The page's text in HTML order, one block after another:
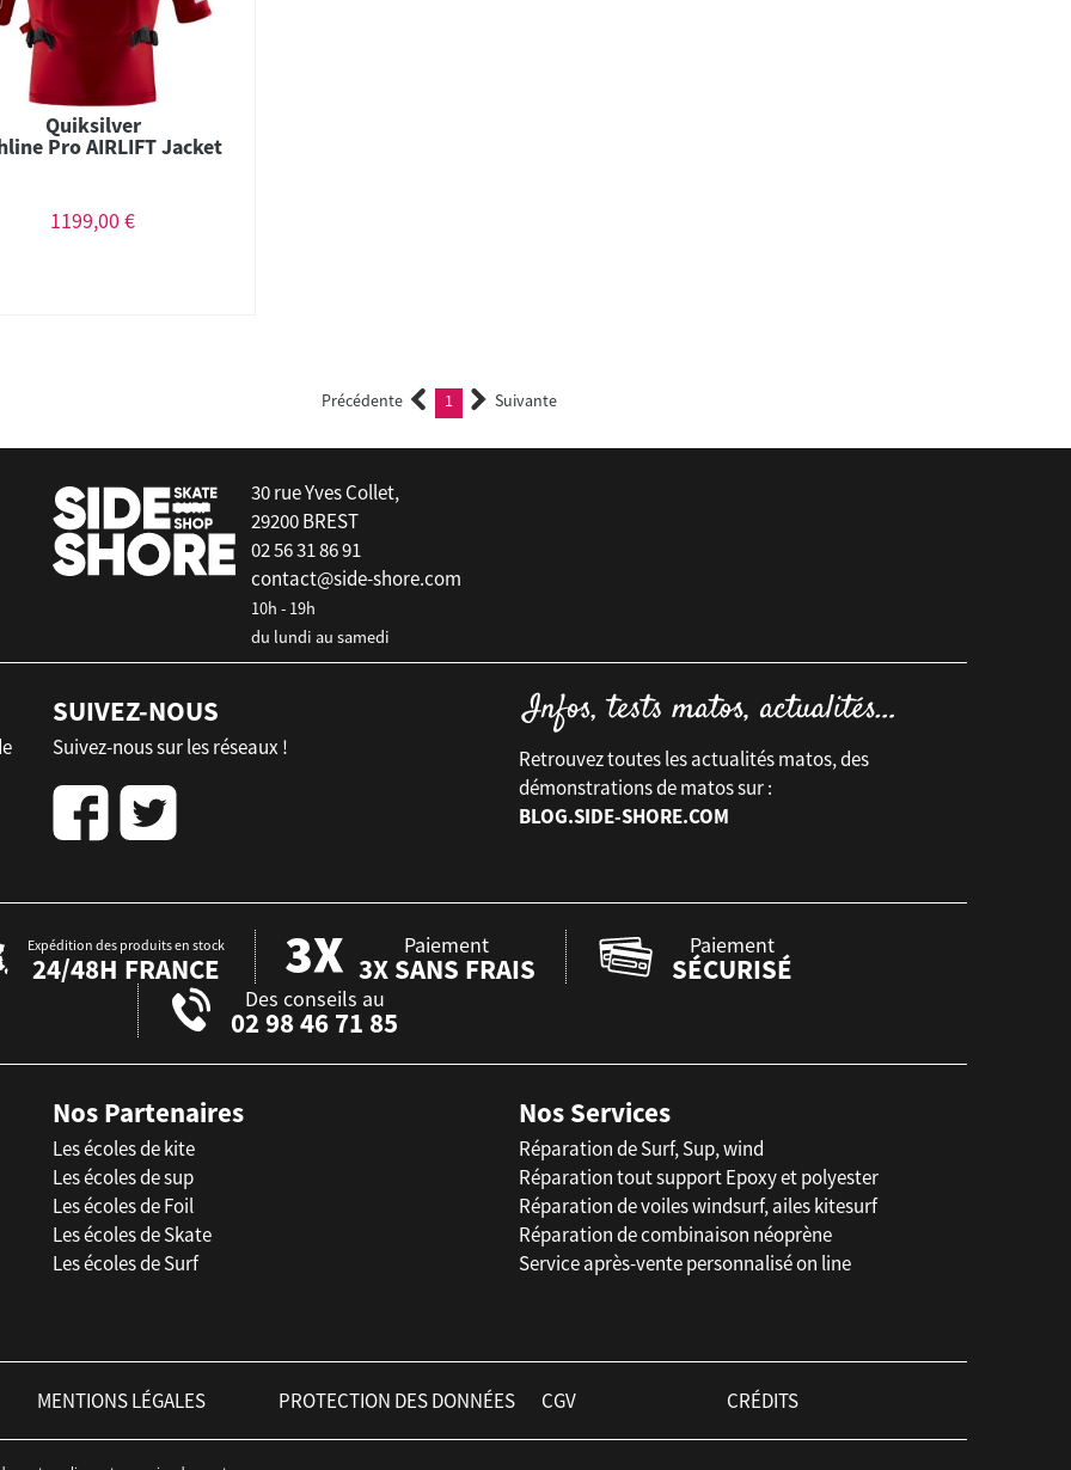
Quiksilver
Pro AIRLIFT Jacket
1199,00 €
Précédente 1 (current)Suivante
30 rue Yves Collet,
29200 BREST
02 56 31 86 91
contact@side-shore.com
10h - 19h
du lundi au samedi
SUIVEZ-NOUS
Suivez-nous sur les réseaux !
Retrouvez toutes les actualités matos, des
démonstrations de matos sur :
BLOG.SIDE-SHORE.COM
Expédition des produits en stock
24/48H FRANCE
Paiement
3X SANS FRAIS
Paiement
SÉCURISÉ
Des conseils au
02 98 46 71 85
Nos Partenaires
Les écoles de kite
Les écoles de sup
Les écoles de Foil
Les écoles de Skate
Les écoles de Surf
Nos Services
Réparation de Surf, Sup, wind
Réparation tout support Epoxy et polyester
Réparation de voiles windsurf, ailes kitesurf
Réparation de combinaison néoprène
Service après-vente personnalisé on line
MENTIONS LÉGALES PROTECTION DES DONNÉES CGV CRÉDITS